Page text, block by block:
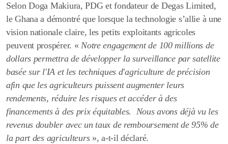
Selon Doga Makiura, PDG et fondateur de Degas Limited,
le Ghana a démontré que lorsque la technologie s’allie à une
vision nationale claire, les petits exploitants agricoles
peuvent prospérer. «Notre engagement de 100 millions de
dollars permettra de développer la surveillance par satellite
basée sur l'IA et les techniques d'agriculture de précision
afin que les agriculteurs puissent augmenter leurs
rendements, réduire les risques et accéder à des
financements à des prix équitables. Nous avons déjà vu les
revenus doubler avec un taux de remboursement de 95% de
la part des agriculteurs», a-t-il déclaré.